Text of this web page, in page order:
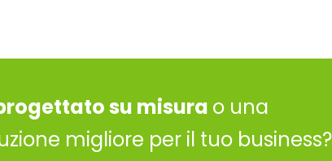
su misura o una
migliore per il tuo business?